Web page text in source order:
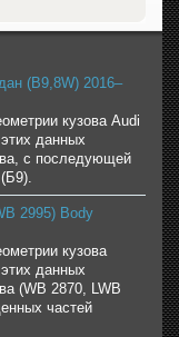
(B9,8W) 2016–
кузова Audi
данных
с последующей
2995) Body
кузова
данных
(WB 2870, LWB
частей